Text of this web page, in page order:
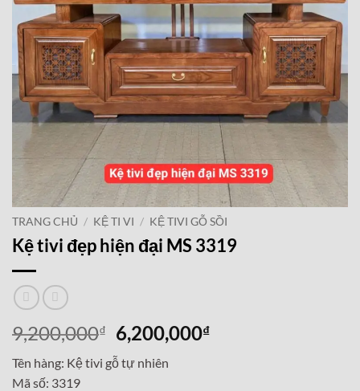
TRANG CHỦ / KỆ TI VI / KỆ TIVI GỖ SỒI
Kệ tivi đẹp hiện đại MS 3319
9,200,000₫
Giá
gốc
là:
6,200,000₫Giá
Tên hàng: Kệ tivi gỗ tự nhiên
Mã số: 3319